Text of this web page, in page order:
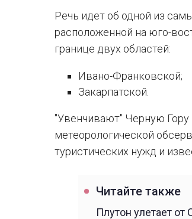
Речь идет об одной из
расположенной на юго-
границе двух областей:
Ивано-Франковской;
Закарпатской.
"Увенчивают" Черную
метеорологической
туристических нужд и
Читайте также
Плутон улетает от